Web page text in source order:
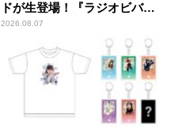
ドが生登場！『ラジオビバリ
ー昼ズ』
2026.08.07